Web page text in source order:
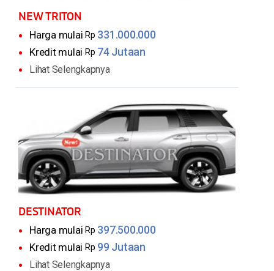
NEW TRITON
Harga mulai Rp 331.000.000
Kredit mulai Rp 74 Jutaan
Lihat Selengkapnya
DESTINATOR
Harga mulai Rp 397.500.000
Kredit mulai Rp 99 Jutaan
Lihat Selengkapnya